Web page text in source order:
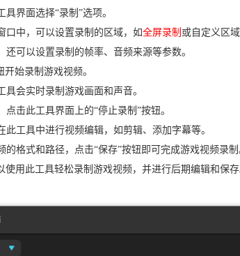
界面选择“录制”选项。
口中，可以设置录制的区域，如全屏录制 或自定义区域
还可以设置录制的帧率、音频来源等参数。
始录制游戏视频。
具会实时录制游戏画面和声音。
点击此工具界面上的“停止录制”按钮。
此工具中进行视频编辑，如剪辑、添加字幕等。
的格式和路径，点击“保存”按钮即可完成游戏视频录制
使用此工具轻松录制游戏视频，并进行后期编辑和保存